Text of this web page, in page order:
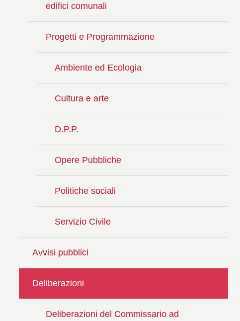
edifici comunali
Progetti e Programmazione
Ambiente ed Ecologia
Cultura e arte
D.P.P.
Opere Pubbliche
Politiche sociali
Servizio Civile
Avvisi pubblici
Deliberazioni
Deliberazioni del Commissario ad